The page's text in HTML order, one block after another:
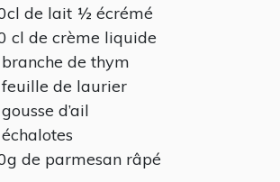
de lait ½ écrémé
cl de crème liquide
de thym
feuille de laurier
d’ail
de parmesan râpé